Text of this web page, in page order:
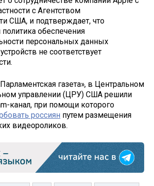
с Агентством
США, и подтверждает, что
обеспечения
персональных данных
не соответствует
газета», в Центральном
управлении (ЦРУ) США решили
канал, при помощи которого
россиян путем размещения
видеороликов.